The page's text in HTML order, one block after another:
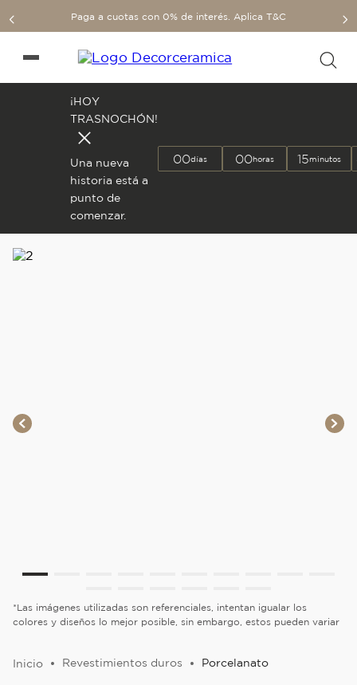
Paga a cuotas con 0% de interés. Aplica T&C
¡HOY
TRASNOCHÓN!
Una nueva
historia está a
punto de
comenzar.
00días 00horas 15minutos
*Las imágenes utilizadas son referenciales, intentan igualar los
colores y diseños lo mejor posible, sin embargo, estos pueden variar
Revestimientos duros Porcelanato